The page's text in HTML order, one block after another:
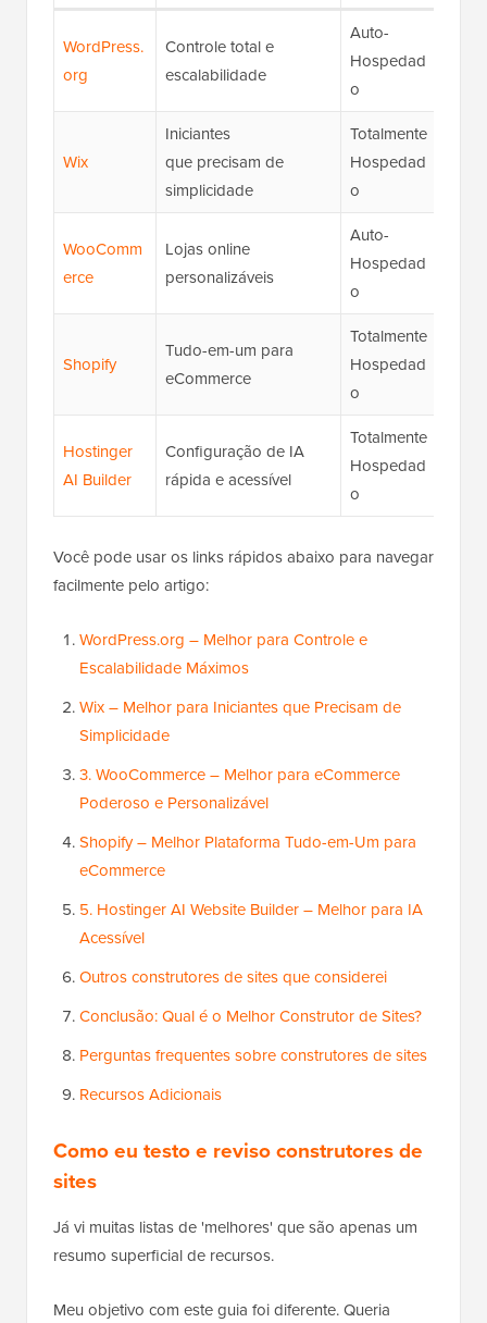
WordPress.
org
Controle total e
escalabilidade
Auto-
Hospedad
o
Wix
Iniciantes
que precisam de
simplicidade
Totalmente
Hospedad
o
WooComm
erce
Lojas online
personalizáveis
Auto-
Hospedad
o
Shopify
Tudo-em-um para
eCommerce
Totalmente
Hospedad
o
Hostinger
AI Builder
Configuração de IA
rápida e acessível
Totalmente
Hospedad
o
Você pode usar os links rápidos abaixo para navegar
facilmente pelo artigo:
WordPress.org – Melhor para Controle e
Escalabilidade Máximos
Wix – Melhor para Iniciantes que Precisam de
Simplicidade
3. WooCommerce – Melhor para eCommerce
Poderoso e Personalizável
Shopify – Melhor Plataforma Tudo-em-Um para
eCommerce
5. Hostinger AI Website Builder – Melhor para IA
Acessível
Outros construtores de sites que considerei
Conclusão: Qual é o Melhor Construtor de Sites?
Perguntas frequentes sobre construtores de sites
Recursos Adicionais
Como eu testo e reviso construtores de
sites
Já vi muitas listas de 'melhores' que são apenas um
resumo superficial de recursos.
Meu objetivo com este guia foi diferente. Queria